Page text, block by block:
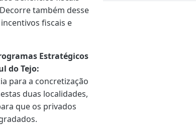
também desse
fiscais e
Estratégicos
do Tejo:
para a concretização
duas localidades,
que os privados